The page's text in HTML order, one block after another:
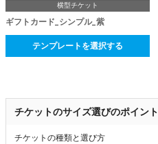
横型チケット
ギフトカード_シンプル_紫
テンプレートを選択する
チケットのサイズ選びのポイント
チケットの種類と選び方